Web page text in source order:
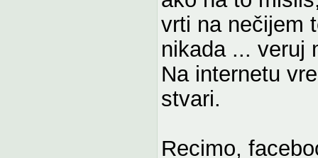
vrti na nečijem
nikada ... veruj
Na internetu
stvari.
Recimo,